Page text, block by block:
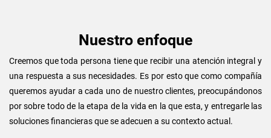
Nuestro enfoque
Creemos que toda persona tiene que recibir una atención integral y
una respuesta a sus necesidades. Es por esto que como compañía
queremos ayudar a cada uno de nuestro clientes, preocupándonos
por sobre todo de la etapa de la vida en la que esta, y entregarle las
soluciones financieras que se adecuen a su contexto actual.